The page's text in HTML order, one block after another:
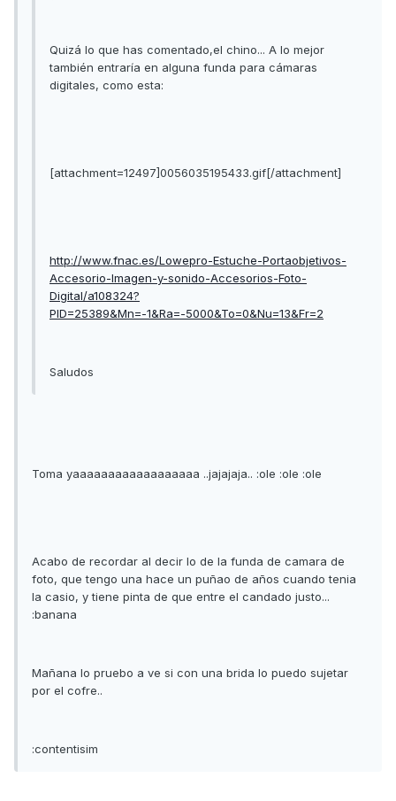
Quizá lo que has comentado,el chino... A lo mejor
también entraría en alguna funda para cámaras
digitales, como esta:
[attachment=12497]0056035195433.gif[/attachment]
http://www.fnac.es/Lowepro-Estuche-Portaobjetivos-
Accesorio-Imagen-y-sonido-Accesorios-Foto-
Digital/a108324?
PID=25389&Mn=-1&Ra=-5000&To=0&Nu=13&Fr=2
Saludos
Toma yaaaaaaaaaaaaaaaaaa ..jajajaja.. :ole :ole :ole
Acabo de recordar al decir lo de la funda de camara de
foto, que tengo una hace un puñao de años cuando tenia
la casio, y tiene pinta de que entre el candado justo...
:banana
Mañana lo pruebo a ve si con una brida lo puedo sujetar
por el cofre..
:contentisim